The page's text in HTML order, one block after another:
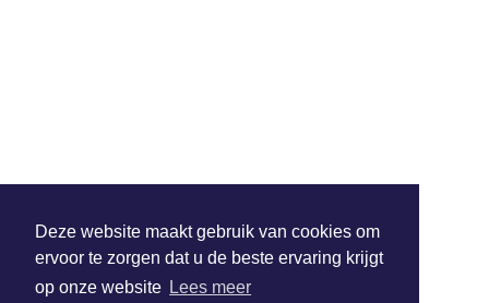
Deze website maakt gebruik van cookies om
ervoor te zorgen dat u de beste ervaring krijgt
op onze website Lees meer